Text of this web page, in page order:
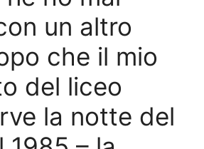
un altro
che il mio
del liceo
la notte del